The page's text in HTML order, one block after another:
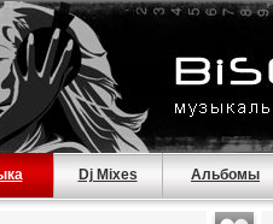
Dj Mixes Альбомы